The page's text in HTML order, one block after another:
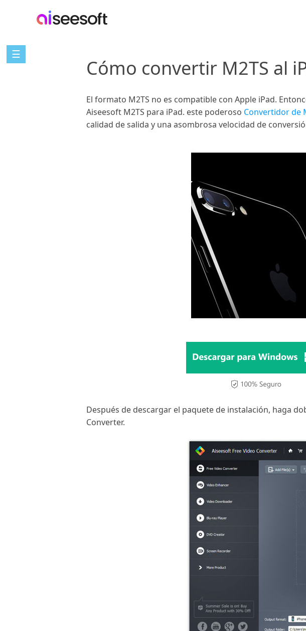
☰
Cómo convertir M2TS al
El formato M2TS no es compatible con Apple iPad.
Aiseesoft M2TS para iPad. este poderoso Convertidor de
calidad de salida y una asombrosa velocidad de
Después de descargar el paquete de instalación, haga
Converter.